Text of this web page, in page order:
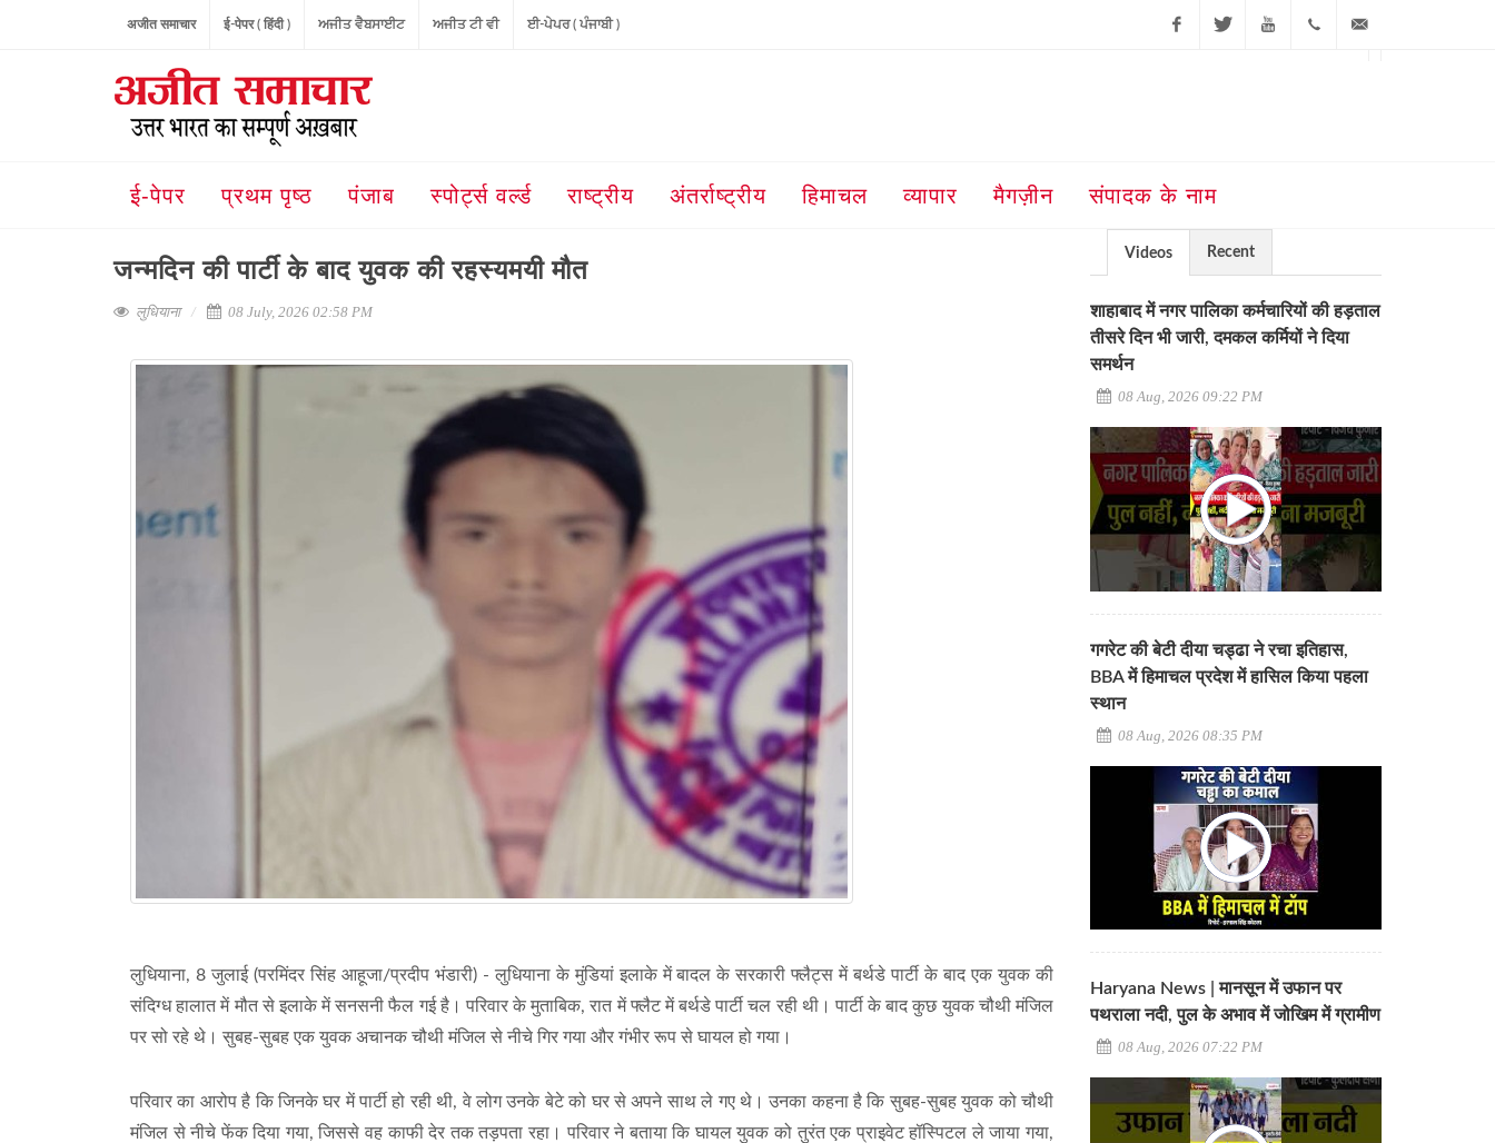
अजीत समाचार ई-पेपर ( हिंदी ) ਅਜੀਤ ਵੈਬਸਾਈਟ ਅਜੀਤ ਟੀ ਵੀ ਈ-ਪੇਪਰ ( ਪੰਜਾਬੀ )
ई-पेपर प्रथम पृष्ठ पंजाब स्पोर्ट्स वर्ल्ड राष्ट्रीय अंतर्राष्ट्रीय हिमाचल व्यापार मैगज़ीन संपादक के नाम
जन्मदिन की पार्टी के बाद युवक की रहस्यमयी मौत
लुधियाना 08 July, 2026 02:58 PM
लुधियाना, 8 जुलाई (परमिंदर सिंह आहूजा/प्रदीप भंडारी) - लुधियाना के मुंडियां इलाके में बादल के सरकारी फ्लैट्स में बर्थडे पार्टी के बाद एक युवक की
संदिग्ध हालात में मौत से इलाके में सनसनी फैल गई है। परिवार के मुताबिक, रात में फ्लैट में बर्थडे पार्टी चल रही थी। पार्टी के बाद कुछ युवक चौथी मंजिल
पर सो रहे थे। सुबह-सुबह एक युवक अचानक चौथी मंजिल से नीचे गिर गया और गंभीर रूप से घायल हो गया।
परिवार का आरोप है कि जिनके घर में पार्टी हो रही थी, वे लोग उनके बेटे को घर से अपने साथ ले गए थे। उनका कहना है कि सुबह-सुबह युवक को चौथी
मंजिल से नीचे फेंक दिया गया, जिससे वह काफी देर तक तड़पता रहा। परिवार ने बताया कि घायल युवक को तुरंत एक प्राइवेट हॉस्पिटल ले जाया गया,
Videos Recent
शाहाबाद में नगर पालिका कर्मचारियों की हड़ताल
तीसरे दिन भी जारी, दमकल कर्मियों ने दिया
समर्थन
08 Aug, 2026 09:22 PM
गगरेट की बेटी दीया चड्ढा ने रचा इतिहास,
BBA में हिमाचल प्रदेश में हासिल किया पहला
स्थान
08 Aug, 2026 08:35 PM
Haryana News | मानसून में उफान पर
पथराला नदी, पुल के अभाव में जोखिम में ग्रामीण
08 Aug, 2026 07:22 PM